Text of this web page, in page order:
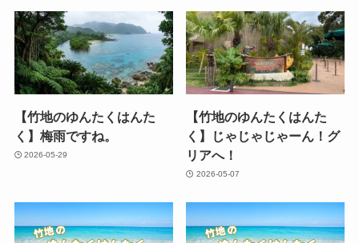
【竹地のゆんたくはんた
く】梅雨ですね。
2026-05-29
【竹地のゆんたくはんた
く】じゃじゃじゃーん！グ
リアへ！
2026-05-07